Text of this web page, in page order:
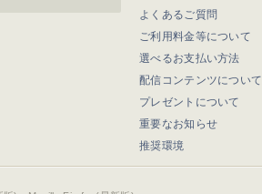
よくあるご質問
ご利用料金等について
選べるお支払い方法
配信コンテンツについて
プレゼントについて
重要なお知らせ
推奨環境